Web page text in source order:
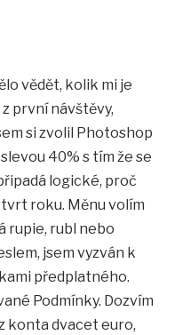
vědět, kolik mi je
první návštěvy,
si zvolil Photoshop
40% s tím že se
logické, proč
roku. Měnu volím
rupie, rubl nebo
jsem vyzván k
předplatného.
Podmínky. Dozvím
konta dvacet euro,